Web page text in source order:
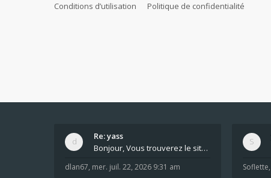
Conditions d’utilisation Politique de confidentialité
Re: yass
Bonjour, Vous trouverez le site ici dans le foru
dlan67, mer. juil. 22, 2026 9:31 am Soflette,